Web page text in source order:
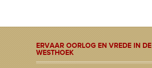
ERVAAR OORLOG EN VREDE IN DE
WESTHOEK